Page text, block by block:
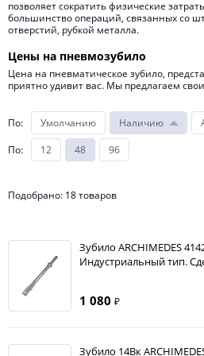
позволяет сократить физические
большинство операций, связанных со
отверстий, рубкой металла.
Цены на пневмозубило
Цена на пневматическое зубило,
приятно удивит вас. Мы предлагаем
Стоимость пневматического зубила
технических особенностей каждой
удара, массы и габаритов инструмента.
строительно-ремонтных работ и в
небольшие габариты позволяют
работы в ограниченных
пневмозубило, имеющее довольно
неприхотливо в эксплуатации;
пневмозубило обладает малым
удобно и менее утомительно;
штробиль, перерубать проволоку,
По: Умолчанию Наличию
По: 12 48 96
Подобрано: 18 товаров
Зубило ARCHIMEDES
Индустриальный тип.
1 080 ₽
Зубило 14Вк